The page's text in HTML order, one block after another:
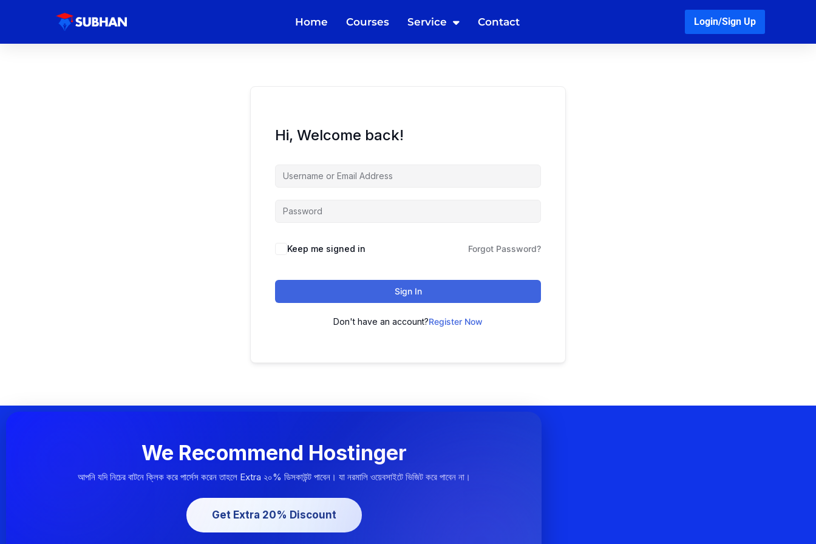
Home Courses Service Contact Login/Sign Up
Hi, Welcome back!
Keep me signed in Forgot Password?
Sign In
Don't have an account?Register Now
We Recommend Hostinger
আপনি যদি নিচের বাটনে ক্লিক করে পার্সেস করেন তাহলে Extra ২০% ডিসকাউন্ট পাবেন। যা নরমালি ওয়েবসাইটে ভিজিট করে পাবেন না।
Get Extra 20% Discount